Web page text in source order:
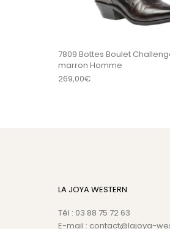
7809 Bottes Boulet
marron Homme
269,00€
LA JOYA WESTERN
Tél : 03 88 75 72 63
E-mail : contact@lajoya-